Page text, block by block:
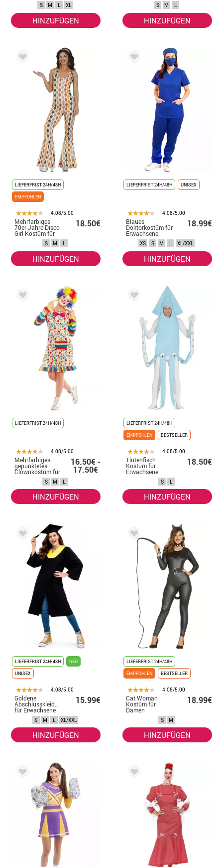
S M L XL
HINZUFÜGEN
S M L
HINZUFÜGEN
LIEFERFRIST 24H/48H
EMPFOHLEN
4.08/5.00
Mehrfarbiges
70er-Jahre-Disco-
Girl-Kostüm für
18.50€
S M L
HINZUFÜGEN
LIEFERFRIST 24H/48H UNISEX
4.08/5.00
Blaues
Doktorkostüm für
Erwachsene
18.99€
XS S M L XL/XXL
HINZUFÜGEN
LIEFERFRIST 24H/48H
4.08/5.00
Mehrfarbiges
gepunktetes
Clownkostüm für
16.50€ -
17.50€
S M L
HINZUFÜGEN
LIEFERFRIST 24H/48H
EMPFOHLEN
BESTSELLER
4.08/5.00
Tintenfisch
Kostüm für
Erwachsene
18.50€
S L
HINZUFÜGEN
LIEFERFRIST 24H/48H
NEU
UNISEX
4.08/5.00
Goldene
Abschlusskleidung
für Erwachsene
15.99€
S M L XL/XXL
HINZUFÜGEN
LIEFERFRIST 24H/48H
EMPFOHLEN
BESTSELLER
4.08/5.00
Cat Woman
Kostüm für
Damen
18.99€
S M
HINZUFÜGEN